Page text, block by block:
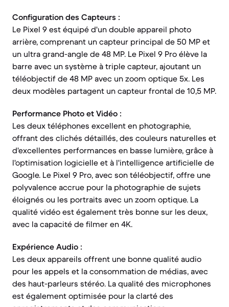
Configuration des Capteurs :
Le Pixel 9 est équipé d'un double appareil photo
arrière, comprenant un capteur principal de 50 MP et
un ultra grand-angle de 48 MP. Le Pixel 9 Pro élève la
barre avec un système à triple capteur, ajoutant un
téléobjectif de 48 MP avec un zoom optique 5x. Les
deux modèles partagent un capteur frontal de 10,5 MP.
Performance Photo et Vidéo :
Les deux téléphones excellent en photographie,
offrant des clichés détaillés, des couleurs naturelles et
d'excellentes performances en basse lumière, grâce à
l'optimisation logicielle et à l'intelligence artificielle de
Google. Le Pixel 9 Pro, avec son téléobjectif, offre une
polyvalence accrue pour la photographie de sujets
éloignés ou les portraits avec un zoom optique. La
qualité vidéo est également très bonne sur les deux,
avec la capacité de filmer en 4K.
Expérience Audio :
Les deux appareils offrent une bonne qualité audio
pour les appels et la consommation de médias, avec
des haut-parleurs stéréo. La qualité des microphones
est également optimisée pour la clarté des